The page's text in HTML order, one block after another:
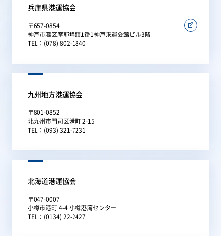
兵庫県港運協会
〒657-0854
神戸市灘区摩耶埠頭1番1神戸港運会館ビル3階
TEL：(078) 802-1840
九州地方港運協会
〒801-0852
北九州市門司区港町 2-15
TEL：(093) 321-7231
北海道港運協会
〒047-0007
小樽市港町 4-4 小樽港湾センター
TEL：(0134) 22-2427